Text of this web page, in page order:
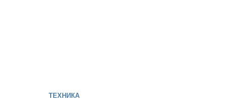
ТЕХНИКА